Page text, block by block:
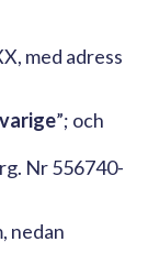
med adress
”; och
Nr 556740-
nedan